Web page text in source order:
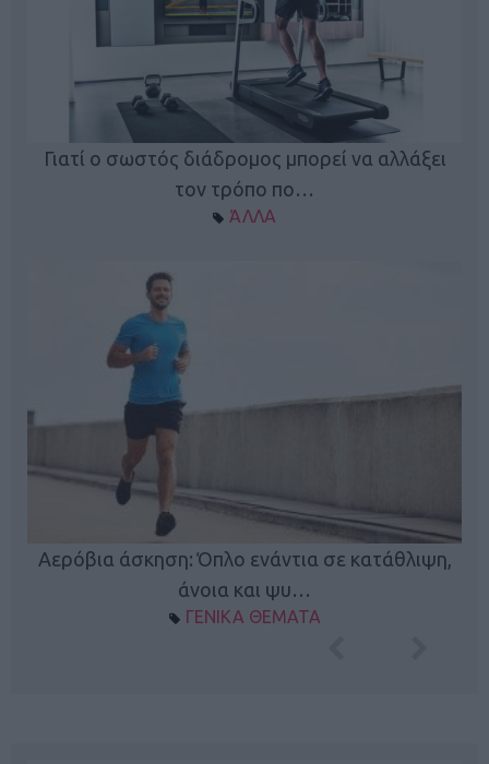
Γιατί ο σωστός διάδρομος μπορεί να αλλάξει
τον τρόπο πο…
ΆΛΛΑ
Αερόβια άσκηση: Όπλο ενάντια σε κατάθλιψη,
άνοια και ψυ…
ΓΕΝΙΚΑ ΘΕΜΑΤΑ